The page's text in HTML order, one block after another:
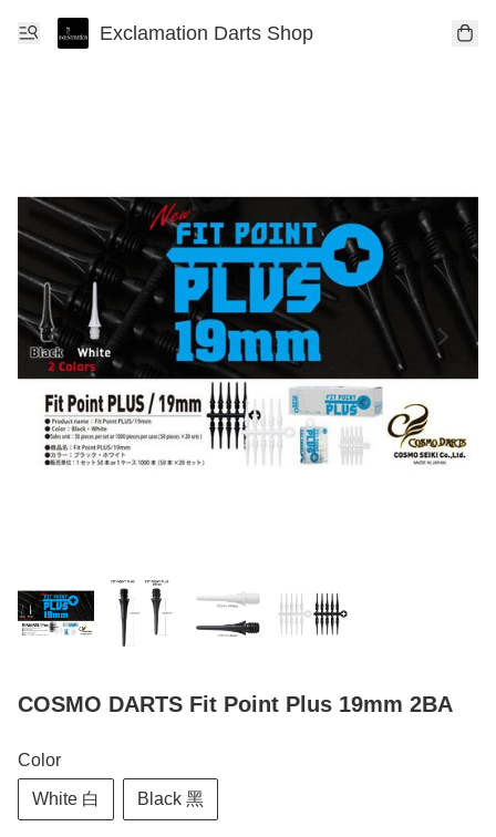
Exclamation Darts Shop
COSMO DARTS Fit Point Plus 19mm 2BA
Color
White 白 Black 黑